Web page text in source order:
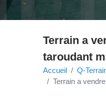
Terrain a
taroudant
Accueil
Q-
Terrain a